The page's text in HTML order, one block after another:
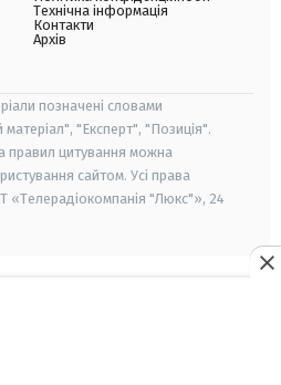
Технічна інформація
Контакти
Архів
позначені словами
"Експерт", "Позиція".
правил цитування можна
сайтом. Усі права
«Телерадіокомпанія "Люкс"», 24